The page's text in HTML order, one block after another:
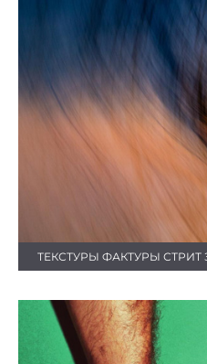
ТЕКСТУРЫ ФАКТУРЫ